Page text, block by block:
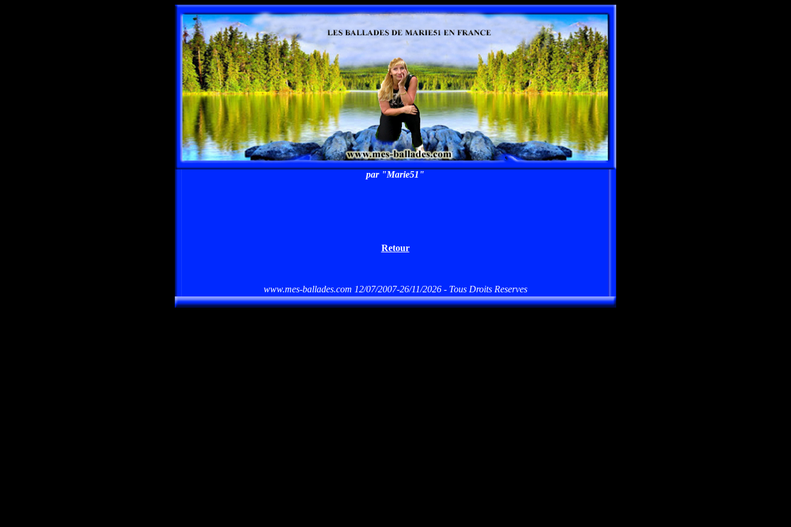
par "Marie51"
Retour
www.mes-ballades.com 12/07/2007-26/11/2026 - Tous Droits Reserves